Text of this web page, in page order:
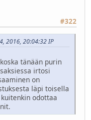
#322
2016, 20:04:32 IP
tänään purin
irtosi
on
läpi toisella
odottaa